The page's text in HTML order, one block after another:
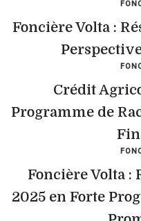
Foncière Volta :
Crédit
Programme de
Foncière Volta :
2025 en Forte